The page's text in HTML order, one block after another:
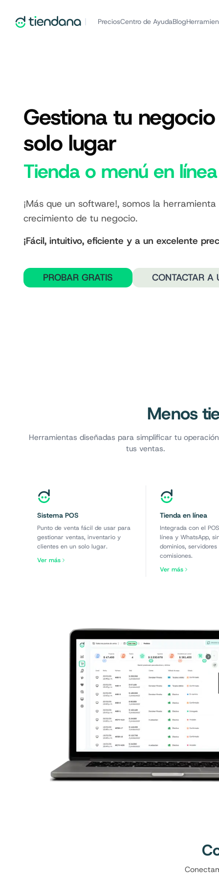
PreciosCentro de AyudaBlog
Gestiona tu
solo lugar
Tienda o menú en línea
¡Más que un software!, somos la
crecimiento de tu negocio.
¡Fácil, intuitivo, eficiente y a un excelente
PROBAR GRATIS CONTACTAR A
Menos
Herramientas diseñadas para simplificar tu
tus ventas.
Sistema POS
Punto de venta fácil de usar para
gestionar ventas, inventario y
clientes en un solo lugar.
Ver más
Tienda en línea
Integrada con el
línea y WhatsApp,
dominios, servidores
comisiones.
Ver más